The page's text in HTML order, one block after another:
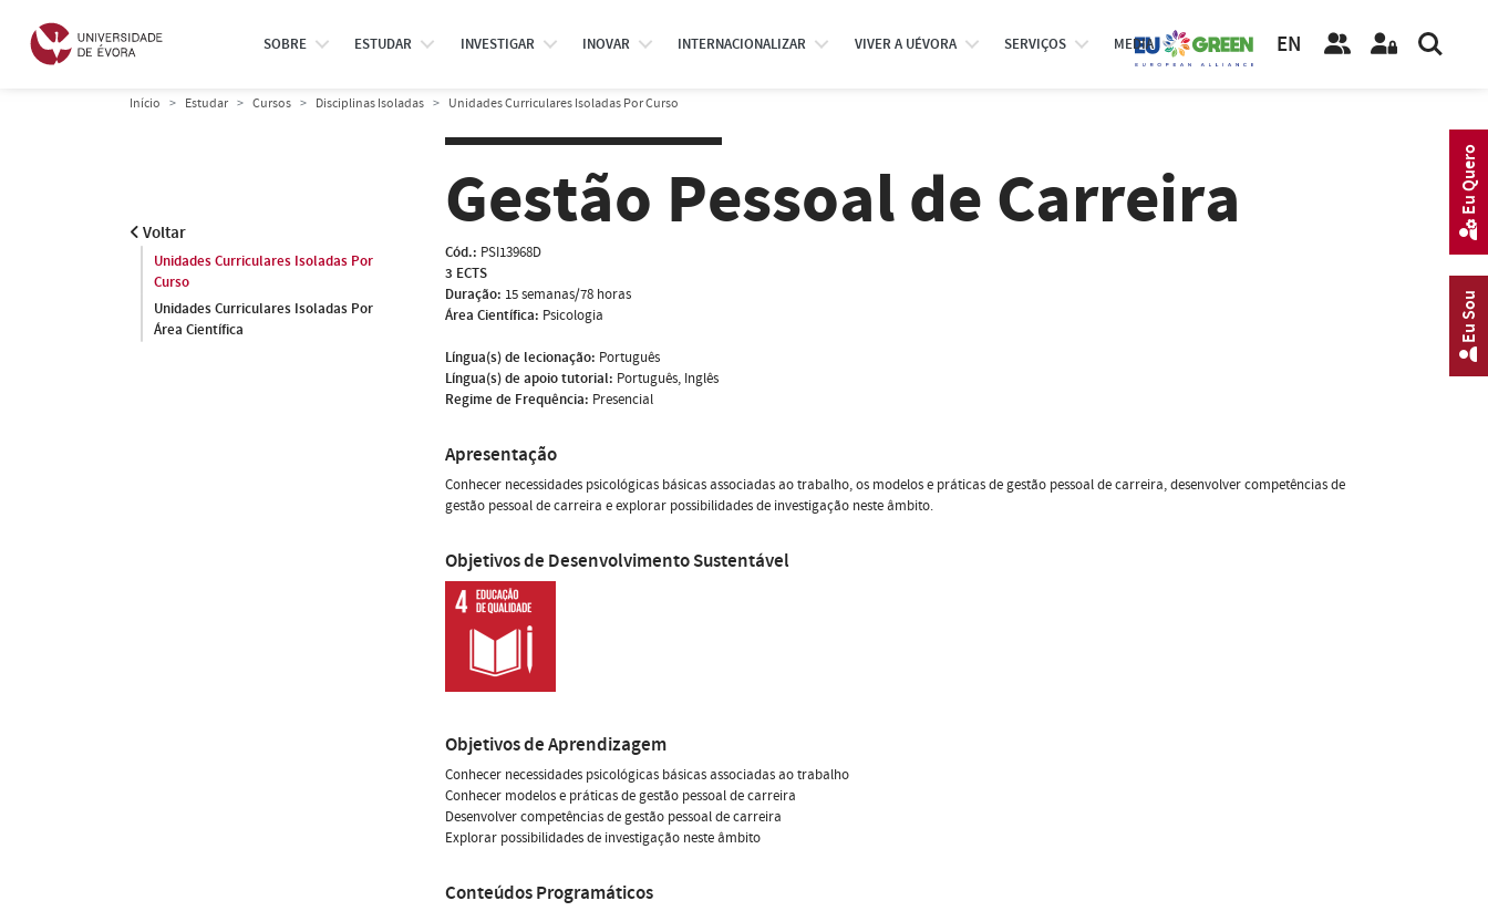
SOBRE ESTUDAR INVESTIGAR INOVAR INTERNACIONALIZAR VIVER A UÉVORA SERVIÇOS MEDIA EN
Início Estudar Cursos Disciplinas Isoladas Unidades Curriculares Isoladas Por Curso
Voltar
Unidades Curriculares Isoladas Por
Curso
Unidades Curriculares Isoladas Por
Área Científica
Gestão Pessoal de Carreira
Cód.: PSI13968D
3 ECTS
Duração: 15 semanas/78 horas
Área Científica: Psicologia
Língua(s) de lecionação: Português
Língua(s) de apoio tutorial: Português, Inglês
Regime de Frequência: Presencial
Apresentação
Conhecer necessidades psicológicas básicas associadas ao trabalho, os modelos e práticas de gestão pessoal de carreira, desenvolver competências de
gestão pessoal de carreira e explorar possibilidades de investigação neste âmbito.
Objetivos de Desenvolvimento Sustentável
Objetivos de Aprendizagem
Conhecer necessidades psicológicas básicas associadas ao trabalho
Conhecer modelos e práticas de gestão pessoal de carreira
Desenvolver competências de gestão pessoal de carreira
Explorar possibilidades de investigação neste âmbito
Conteúdos Programáticos
Eu Sou
Eu Quero